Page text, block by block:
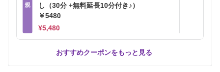
規
し（30分 +無料延長10分付き♪）
￥5480
¥5,480
おすすめクーポンをもっと見る